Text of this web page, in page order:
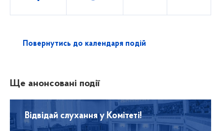
Повернутись до календаря подій
Ще анонсовані події
Відвідай слухання у Комітеті!